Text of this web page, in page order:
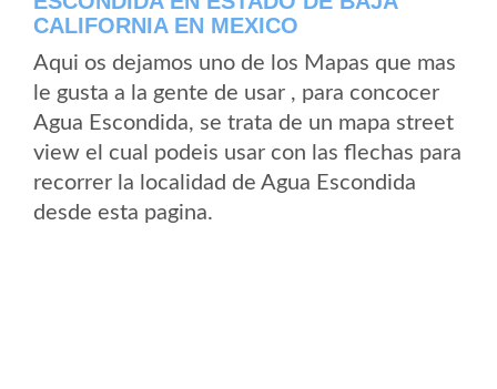
CALIFORNIA EN MEXICO
Aqui os dejamos uno de los Mapas que mas
le gusta a la gente de usar , para concocer
Agua Escondida, se trata de un mapa street
view el cual podeis usar con las flechas para
recorrer la localidad de Agua Escondida
desde esta pagina.